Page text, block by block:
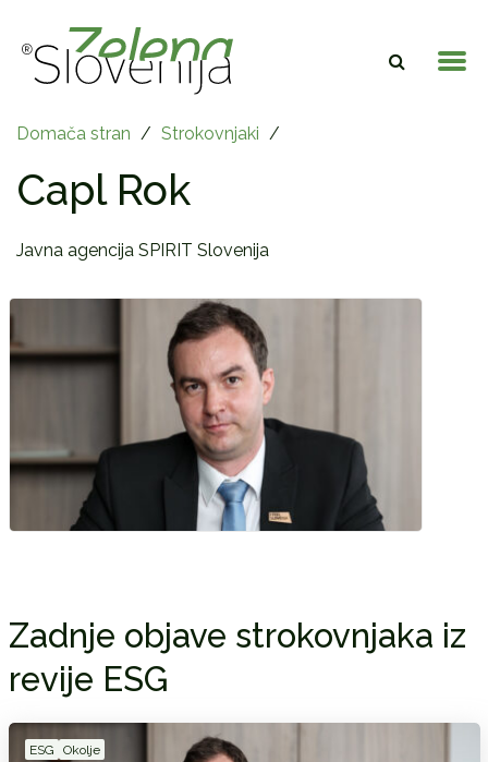
Domača stran / Strokovnjaki /
Capl Rok
Javna agencija SPIRIT Slovenija
Zadnje objave strokovnjaka iz
revije ESG
ESG Okolje